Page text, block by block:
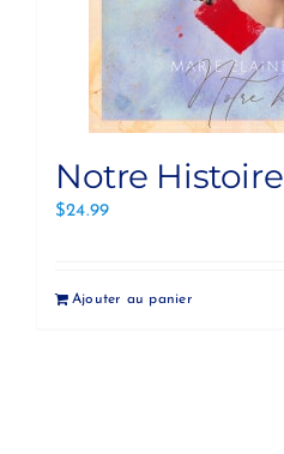
Notre Histoire
$24.99
Ajouter au panier